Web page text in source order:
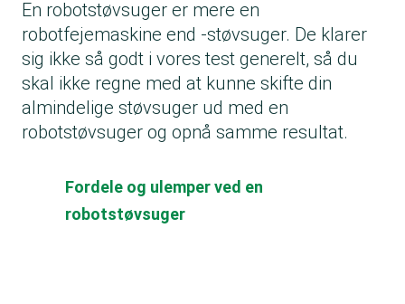
En robotstøvsuger er mere en
robotfejemaskine end -støvsuger. De klarer
sig ikke så godt i vores test generelt, så du
skal ikke regne med at kunne skifte din
almindelige støvsuger ud med en
robotstøvsuger og opnå samme resultat.
Fordele og ulemper ved en
robotstøvsuger